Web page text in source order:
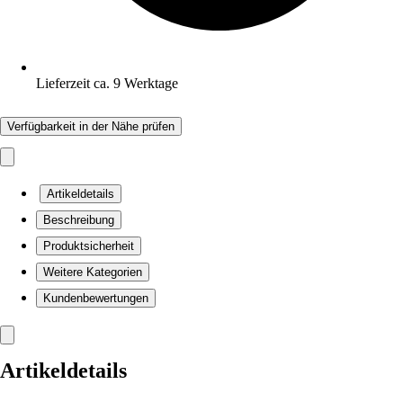
Lieferzeit ca. 9 Werktage
Verfügbarkeit in der Nähe prüfen
Artikeldetails
Beschreibung
Produktsicherheit
Weitere Kategorien
Kundenbewertungen
Artikeldetails